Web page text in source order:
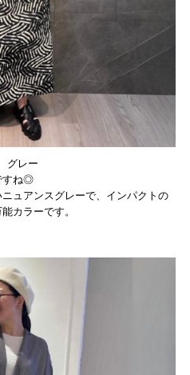
レー
すね◎
ュアンスグレーで、インパクトの
カラーです。